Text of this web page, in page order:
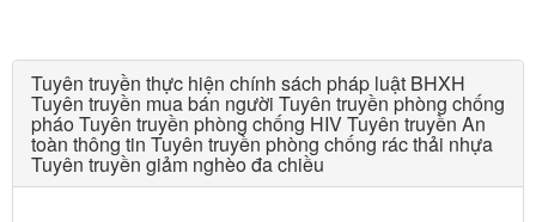
Tuyên truyền thực hiện chính sách pháp luật BHXH
Tuyên truyền mua bán người Tuyên truyền phòng chống
pháo Tuyên truyền phòng chống HIV Tuyên truyền An
toàn thông tin Tuyên truyền phòng chống rác thải nhựa
Tuyên truyền giảm nghèo đa chiều